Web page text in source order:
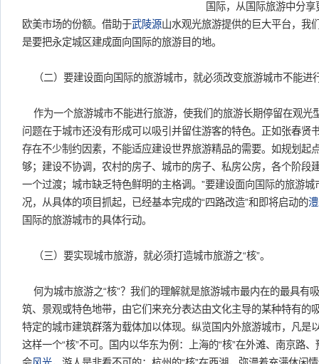
国际，从国际旅游中分
欧美市场的份额。借助于武陵源山水观光旅游提供的巨大平台，我
是要把永定城区建成面向国际的旅游目的地。
（二）要建设面向国际的旅游城市，就必须改变旅游城市不能进
作为一个旅游城市不能进行旅游，使我们的旅游长期停留在观光
问题在于城市还没有形成可以吸引并留住游客的特色。正如张春贤
存在不少制约因素，不能适应建设世界旅游精品的需要。如规划起
够；建设不协调，农村的房子、城市的房子、私房公房，各个阶段
一个过渡；城市缺乏特色鲜明的主格调。”要建设面向国际的旅游
况，从具体的项目抓起，已经基本完成的“四路改造”和即将启动的
国际的旅游城市的具体行动。
（三）要实现城市旅游，就必须打造城市旅游之“核”。
何为城市旅游之“核”？我们的理解就是旅游城市最内在的最具有
筑、景观或特色地带，由它们来充分表达由文化主导的某种特有的
特定的城市建筑群落为载体加以体现。纵览国内外旅游城市，凡是
这样一个“核”不可。国内以华东为例：上海的“核”在外滩、南京路